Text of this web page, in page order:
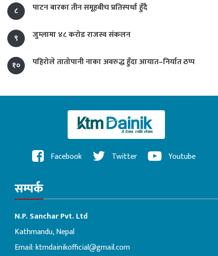
८ पाटन बारका तीन समूहबीच प्रतिस्पर्धा हुँदै
९ जुम्लामा ४८ करोड राजस्व संकलन
१० पहिरोले तातोपानी नाका अवरुद्ध हुँदा आयात–निर्यात ठप्प
Facebook Twitter Youtube
सम्पर्क
N.P. Sanchar Pvt. Ltd
Kathmandu, Nepal
Email:ktmdainikofficial@gmail.com